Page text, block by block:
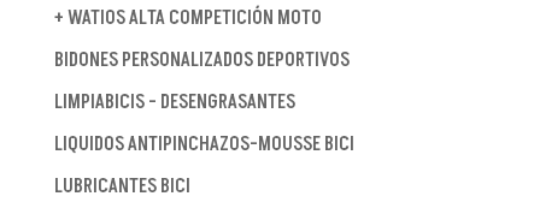
+ WATIOS ALTA COMPETICIÓN MOTO
BIDONES PERSONALIZADOS DEPORTIVOS
LIMPIABICIS - DESENGRASANTES
LIQUIDOS ANTIPINCHAZOS-MOUSSE BICI
LUBRICANTES BICI